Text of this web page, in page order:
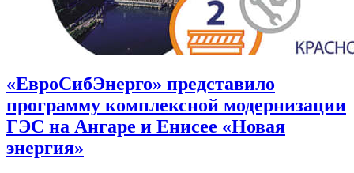
«ЕвроСибЭнерго» представило
программу комплексной модернизации
ГЭС на Ангаре и Енисее «Новая
энергия»